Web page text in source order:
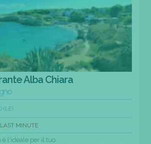
Alba Chiara
(LE)
MINUTE
è l'ideale per il tuo